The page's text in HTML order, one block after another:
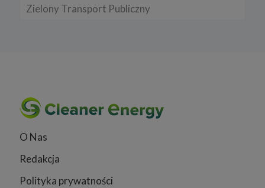
Zielony Transport Publiczny
O Nas
Redakcja
Polityka prywatności